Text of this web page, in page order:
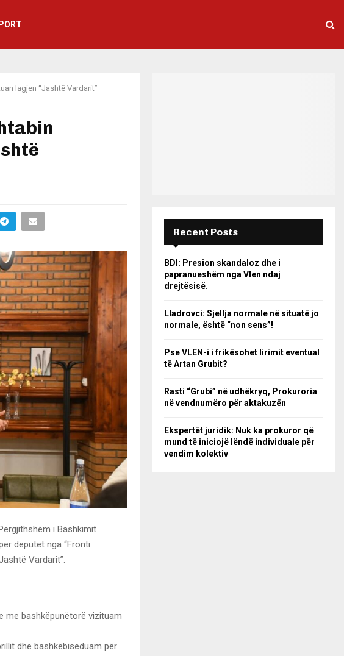
lagjen “Jashtë Vardarit”
i Bashkimit
deputet nga “Fronti
Vardarit”.
me bashkëpunëtorë vizituam
dhe bashkëbiseduam për
Recent Posts
BDI: Presion skandaloz dhe i
papranueshëm nga Vlen ndaj
drejtësisë.
Lladrovci: Sjellja normale në situatë jo
normale, është “non sens”!
Pse VLEN-i i frikësohet lirimit eventual
të Artan Grubit?
Rasti “Grubi” në udhëkryq, Prokuroria
në vendnumëro për aktakuzën
Ekspertët juridik: Nuk ka prokuror që
mund të iniciojë lëndë individuale për
vendim kolektiv